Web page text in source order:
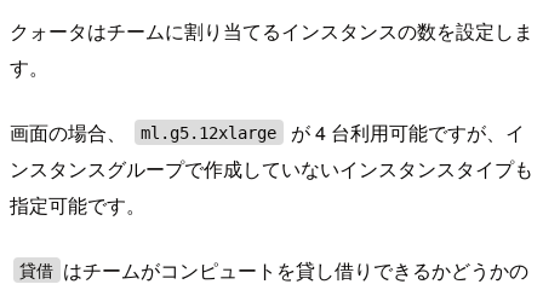
クォータはチームに割り当てるインスタンスの数を設定しま
す。
画面の場合、 ml.g5.12xlarge
が 4 台利用可能ですが、イ
ンスタンスグループで作成していないインスタンスタイプも
指定可能です。
貸借 はチームがコンピュートを貸し借りできるかどうかの